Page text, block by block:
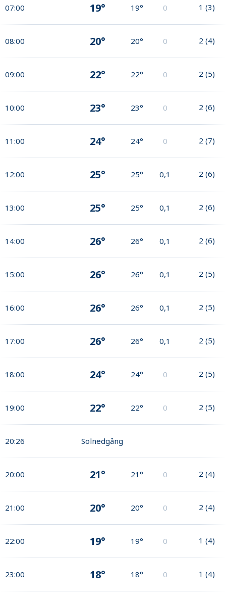
07:00 19° 19° 0 1 (3)
08:00 20° 20° 0 2 (4)
09:00 22° 22° 0 2 (5)
10:00 23° 23° 0 2 (6)
11:00 24° 24° 0 2 (7)
12:00 25° 25° 0,1 2 (6)
13:00 25° 25° 0,1 2 (6)
14:00 26° 26° 0,1 2 (6)
15:00 26° 26° 0,1 2 (5)
16:00 26° 26° 0,1 2 (5)
17:00 26° 26° 0,1 2 (5)
18:00 24° 24° 0 2 (5)
19:00 22° 22° 0 2 (5)
20:26 Solnedgång
20:00 21° 21° 0 2 (4)
21:00 20° 20° 0 2 (4)
22:00 19° 19° 0 1 (4)
23:00 18° 18° 0 1 (4)